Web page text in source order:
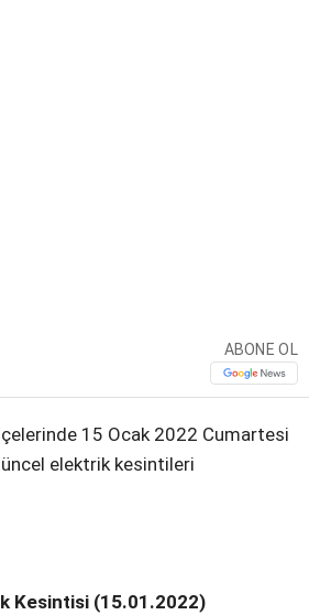
ABONE OL
15 Ocak 2022 Cumartesi
elektrik kesintileri
Kesintisi (15.01.2022)